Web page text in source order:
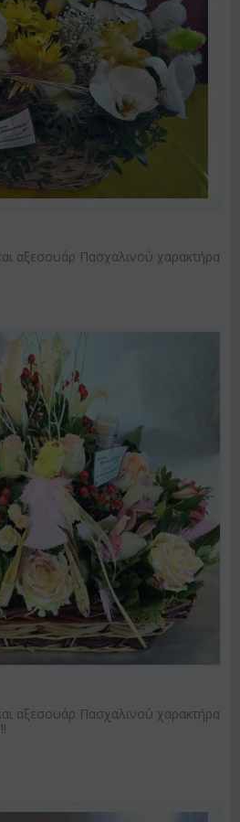
αξεσουάρ Πασχαλινού χαρακτήρα
αξεσουάρ Πασχαλινού χαρακτήρα